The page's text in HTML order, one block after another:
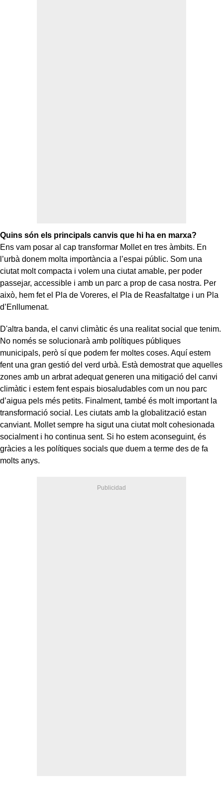
Quins són els principals canvis que hi ha en marxa?
Ens vam posar al cap transformar Mollet en tres àmbits. En
l’urbà donem molta importància a l’espai públic. Som una
ciutat molt compacta i volem una ciutat amable, per poder
passejar, accessible i amb un parc a prop de casa nostra. Per
això, hem fet el Pla de Voreres, el Pla de Reasfaltatge i un Pla
d’Enllumenat.
D'altra banda, el canvi climàtic és una realitat social que tenim.
No només se solucionarà amb polítiques públiques
municipals, però sí que podem fer moltes coses. Aquí estem
fent una gran gestió del verd urbà. Està demostrat que aquelles
zones amb un arbrat adequat generen una mitigació del canvi
climàtic i estem fent espais biosaludables com un nou parc
d’aigua pels més petits. Finalment, també és molt important la
transformació social. Les ciutats amb la globalització estan
canviant. Mollet sempre ha sigut una ciutat molt cohesionada
socialment i ho continua sent. Si ho estem aconseguint, és
gràcies a les polítiques socials que duem a terme des de fa
molts anys.